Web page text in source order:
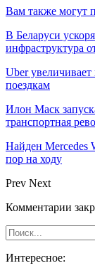
Вам также могут
В Беларуси
инфраструктура
Uber
поездкам
Илон Маск
транспортная
Найден Mercedes
пор на ходу
Prev Next
Комментарии
Интересное: